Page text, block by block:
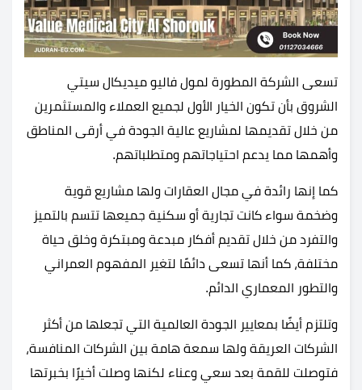
تسعى الشركة المطورة لمول فاليو ميديكال سيتي
الشروق بأن تكون الخيار الأول لجميع العملاء والمستثمرين
من خلال تقديمها لمشاريع عالية الجودة في أرقى المناطق
وأهمها مما يدعم احتياجاتهم ومتطلباتهم.
كما إنها رائدة في مجال العقارات ولها مشاريع قوية
وضخمة سواء كانت تجارية أو سكنية جميعها تتسم بالتميز
والتفرد من خلال تقديم أفكار مبدعة ومبتكرة وخلق حياة
مختلفة، كما أنها تسعى دائمًا لتغير المفهوم العمراني
والتطور المعماري الدائم.
وتلتزم أيضًا بمعايير الجودة العالمية التي تجعلها من أكثر
الشركات العريقة ولها سمعة هامة بين الشركات المنافسة،
فتوصلت للقمة بعد سعي وعناء لكنها وصلت أخيرًا بخبرتها